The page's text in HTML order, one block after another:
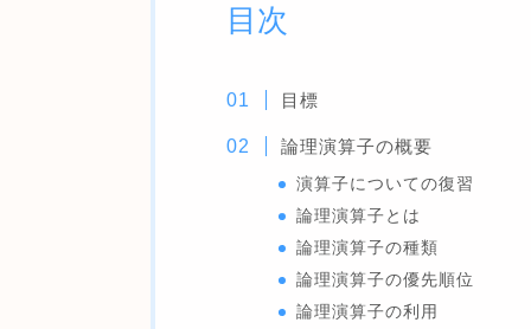
目次
目標
論理演算子の概要
演算子についての復習
論理演算子とは
論理演算子の種類
論理演算子の優先順位
論理演算子の利用